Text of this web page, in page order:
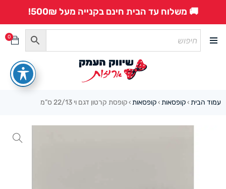
🚚 משלוח עד הבית חינם בקנייה מעל 500₪!
0
עמוד הבית › קופסאות › קופסאות › קופסת קרטון דגם וי 22/13 ס”מ